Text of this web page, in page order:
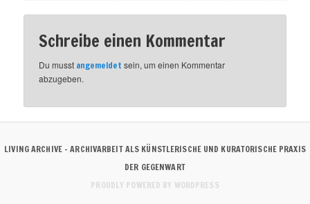
Schreibe einen Kommentar
Du musst angemeldet sein, um einen Kommentar
abzugeben.
LIVING ARCHIVE – ARCHIVARBEIT ALS KÜNSTLERISCHE UND KURATORISCHE PRAXIS
DER GEGENWART
PROUDLY POWERED BY WORDPRESS